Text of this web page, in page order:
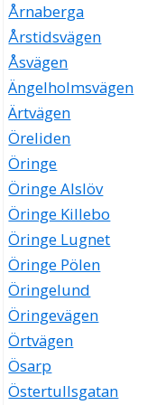
Årnaberga
Årstidsvägen
Åsvägen
Ängelholmsvägen
Ärtvägen
Öreliden
Öringe
Öringe Alslöv
Öringe Killebo
Öringe Lugnet
Öringe Pölen
Öringelund
Öringevägen
Örtvägen
Ösarp
Östertullsgatan